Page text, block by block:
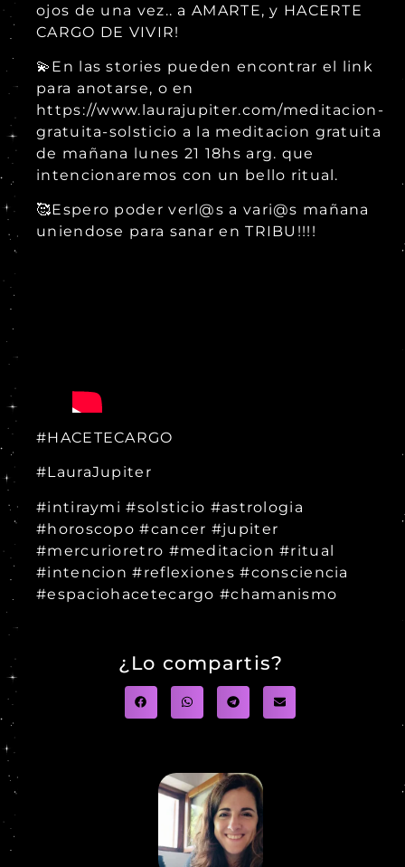
ojos de una vez.. a AMARTE, y HACERTE
CARGO DE VIVIR!
💫En las stories pueden encontrar el link
para anotarse, o en
https://www.laurajupiter.com/meditacion-
gratuita-solsticio a la meditacion gratuita
de mañana lunes 21 18hs arg. que
intencionaremos con un bello ritual.
🥰Espero poder verl@s a vari@s mañana
uniendose para sanar en TRIBU!!!!
#HACETECARGO
#LauraJupiter
#intiraymi #solsticio #astrologia
#horoscopo #cancer #jupiter
#mercurioretro #meditacion #ritual
#intencion #reflexiones #consciencia
#espaciohacetecargo #chamanismo
¿Lo compartis?